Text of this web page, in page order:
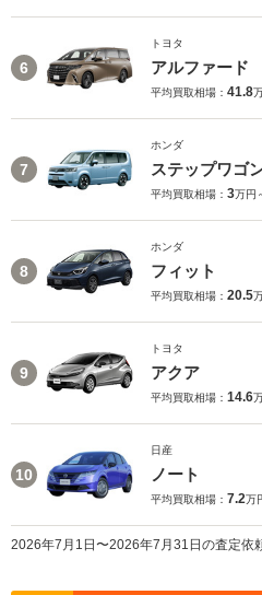
6
トヨタ
アルファード
平均買取相場： 41.8
7
ホンダ
ステップワゴ
平均買取相場： 3万円
8
ホンダ
フィット
平均買取相場： 20.5
9
トヨタ
アクア
平均買取相場： 14.6
10
日産
ノート
平均買取相場： 7.2万
2026年7月1日〜2026年7月31日の査定依